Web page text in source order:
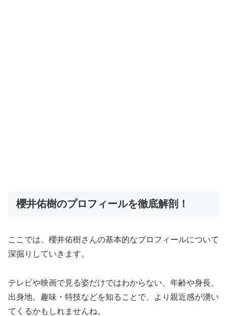
櫻井佑樹のプロフィールを徹底解剖！
ここでは、櫻井佑樹さんの基本的なプロフィールについて
深掘りしていきます。
テレビや映画で見る姿だけではわからない、年齢や身長、
出身地、趣味・特技などを知ることで、より親近感が湧い
てくるかもしれませんね。